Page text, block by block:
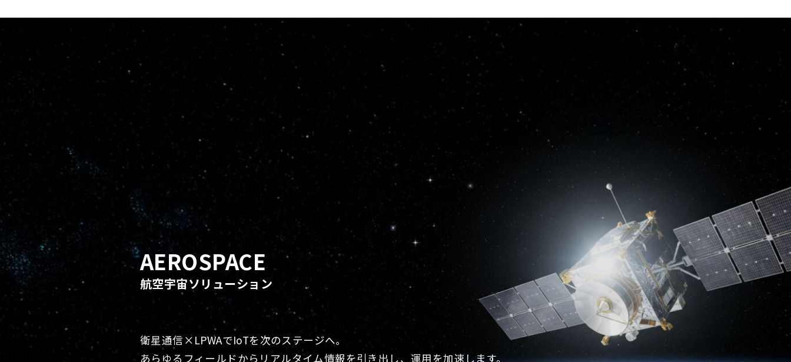
AEROSPACE
航空宇宙ソリューション
衛星通信×LPWAでIoTを次のステージへ。
あらゆるフィールドからリアルタイム情報を引き出し、運用を加速します。